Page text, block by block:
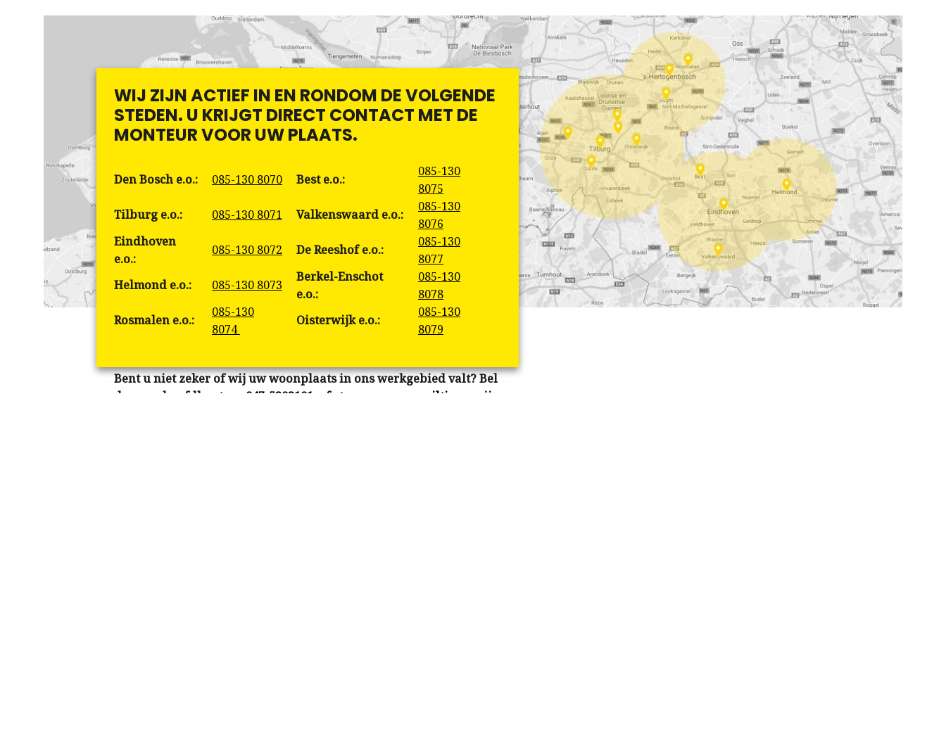
WIJ ZIJN ACTIEF IN EN RONDOM DE VOLGENDE
STEDEN. U KRIJGT DIRECT CONTACT MET DE
MONTEUR VOOR UW PLAATS.
Den Bosch e.o.: 085-130 8070 Best e.o.:
085-130
8075
Tilburg e.o.:
085-130 8071 Valkenswaard e.o.:
085-130
8076
Eindhoven
e.o.:
085-130 8072 De Reeshof e.o.:
085-130
8077
Helmond e.o.:
085-130 8073
Berkel-Enschot
e.o.:
085-130
8078
Rosmalen e.o.:
085-130
8074
Oisterwijk e.o.:
085-130
8079
Bent u niet zeker of wij uw woonplaats in ons werkgebied valt? Bel
dan ons hoofdkantoor 047-5202101, of stuur ons een mailtje
en wij